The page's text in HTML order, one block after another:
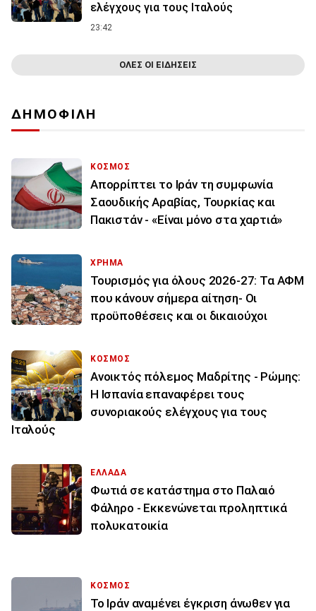
ελέγχους για τους Ιταλούς
23:42
ΟΛΕΣ ΟΙ ΕΙΔΗΣΕΙΣ
ΔΗΜΟΦΙΛΗ
ΚΟΣΜΟΣ
Απορρίπτει το Ιράν τη συμφωνία
Σαουδικής Αραβίας, Τουρκίας και
Πακιστάν - «Είναι μόνο στα χαρτιά»
ΧΡΗΜΑ
Τουρισμός για όλους 2026-27: Τα ΑΦΜ
που κάνουν σήμερα αίτηση- Οι
προϋποθέσεις και οι δικαιούχοι
ΚΟΣΜΟΣ
Ανοικτός πόλεμος Μαδρίτης - Ρώμης:
Η Ισπανία επαναφέρει τους
συνοριακούς ελέγχους για τους
Ιταλούς
ΕΛΛΑΔΑ
Φωτιά σε κατάστημα στο Παλαιό
Φάληρο - Εκκενώνεται προληπτικά
πολυκατοικία
ΚΟΣΜΟΣ
Το Ιράν αναμένει έγκριση άνωθεν για